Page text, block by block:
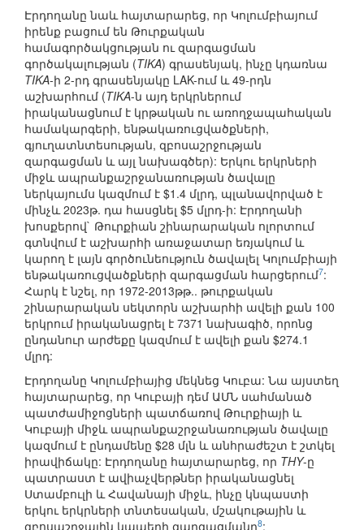
Էրդողանը նաև հայտարարեց, որ Կոլումբիայում
իրենք բացում են Թուրքական
համագործակցության ու զարգացման
գործակալության (TIKA) գրասենյակ, ինչը կդառնա
TIKA-ի 2-րդ գրասենյակը LAK-ում և 49-րդն
աշխարհում (TIKA-ն այդ երկրներում
իրականացնում է կրթական ու առողջապահական
համակարգերի, ենթակառուցվածքների,
գյուղատնտեսության, զբոսաշրջության
զարգացման և այլ նախագծեր): Երկու երկրների
միջև ապրանքաշրջանառության ծավալը
ներկայումս կազմում է $1.4 մլրդ, պլանավորված է
մինչև 2023թ. դա հասցնել $5 մլրդ-ի: Էրդողանի
խոսքերով` Թուրքիան շինարարական ոլորտում
գտնվում է աշխարհի առաջատար եռյակում և
կարող է լայն գործունեություն ծավալել Կոլումբիայի
ենթակառուցվածքների զարգացման հարցերում7:
Հարկ է նշել, որ 1972-2013թթ.. թուրքական
շինարարական սեկտորն աշխարհի ավելի քան 100
երկրում իրականացրել է 7371 նախագիծ, որոնց
ընդանուր արժեքը կազմում է ավելի քան $274.1
մլրդ:
Էրդողանը Կոլումբիայից մեկնեց Կուբա: Նա այստեղ
հայտարարեց, որ Կուբայի դեմ ԱՄՆ սահմանած
պատժամիջոցների պատճառով Թուրքիայի և
Կուբայի միջև ապրանքաշրջանառության ծավալը
կազմում է ընդամենը $28 մլն և անհրաժեշտ է շտկել
իրավիճակը: Էրդողանը հայտարարեց, որ THY-ը
պատրաստ է ավիաչվերթներ իրականացնել
Ստամբուլի և Հավանայի միջև, ինչը կնպաստի
երկու երկրների տնտեսական, մշակութային և
զբոսաշրջային կապերի զարգացմանը8: